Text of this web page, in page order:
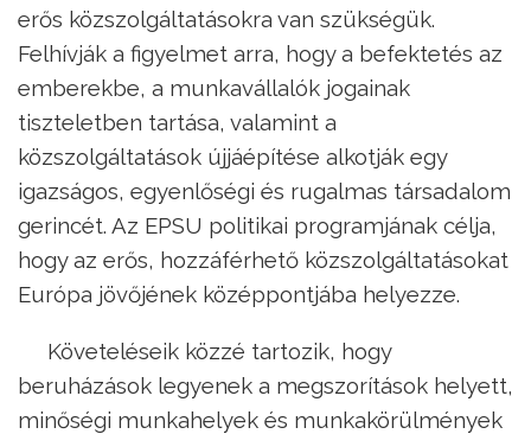
erős közszolgáltatásokra van szükségük.
Felhívják a figyelmet arra, hogy a befektetés az
emberekbe, a munkavállalók jogainak
tiszteletben tartása, valamint a
közszolgáltatások újjáépítése alkotják egy
igazságos, egyenlőségi és rugalmas társadalom
gerincét. Az EPSU politikai programjának célja,
hogy az erős, hozzáférhető közszolgáltatásokat
Európa jövőjének középpontjába helyezze.
Követeléseik közzé tartozik, hogy
beruházások legyenek a megszorítások helyett,
minőségi munkahelyek és munkakörülmények